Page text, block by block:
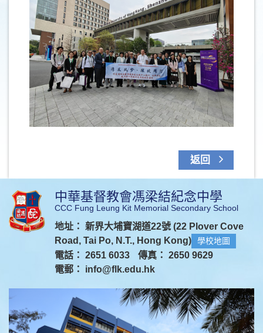
返回
中華基督教會馮梁結紀念中學
CCC Fung Leung Kit Memorial Secondary School
地址： 新界大埔寶湖道22號 (22 Plover Cove
Road, Tai Po, N.T., Hong Kong)
學校地圖
電話： 2651 6033
傳真： 2650 9629
電郵： info@flk.edu.hk